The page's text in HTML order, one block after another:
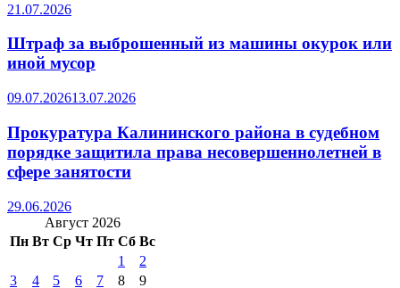
21.07.2026
Штраф за выброшенный из машины окурок или
иной мусор
09.07.202613.07.2026
Прокуратура Калининского района в судебном
порядке защитила права несовершеннолетней в
сфере занятости
29.06.2026
Август 2026
Пн Вт Ср Чт Пт Сб Вс
1
2
3
4 5 6 7 8
9